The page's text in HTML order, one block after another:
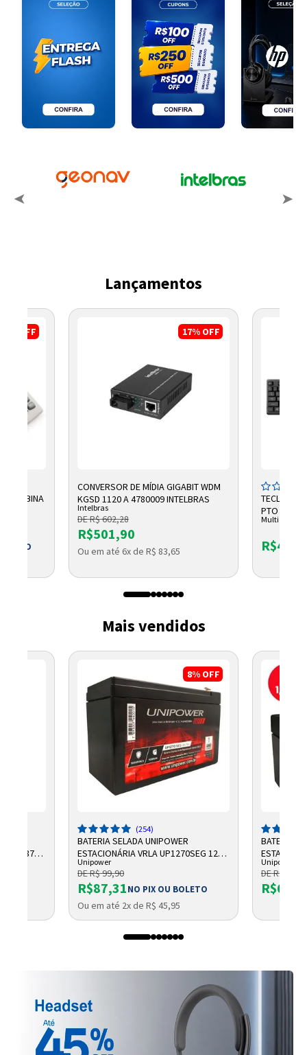
Lançamentos
OFF
BOBINA
17% OFF
CONVERSOR DE MÍDIA GIGABIT WDM
KGSD 1120 A 4780009 INTELBRAS
Intelbras
DE R$ 602,28
R$501,90
Ou em até 6x de R$ 83,65
TECLADO
PTO TC609
Multi
Mais vendidos
AH F187
8% OFF
(254)
BATERIA SELADA UNIPOWER
ESTACIONÁRIA VRLA UP1270SEG 12V
7AH F187
Unipower
DE R$ 99,90
R$87,31NO PIX OU BOLETO
Ou em até 2x de R$ 45,95
BATERIA
UP1213
Unipower
DE R$ 66,90